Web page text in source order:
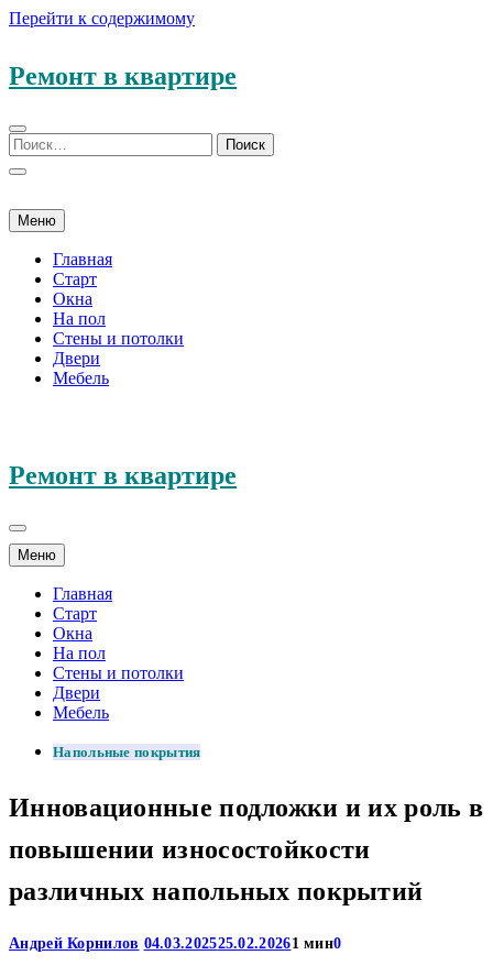
Перейти к содержимому
Ремонт в квартире
Меню
Главная
Старт
Окна
На пол
Стены и потолки
Двери
Мебель
Ремонт в квартире
Меню
Главная
Старт
Окна
На пол
Стены и потолки
Двери
Мебель
Напольные покрытия
Инновационные подложки и их роль в
повышении износостойкости
различных напольных покрытий
Андрей Корнилов 04.03.202525.02.20261 мин0